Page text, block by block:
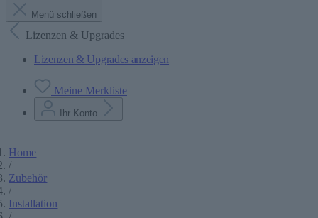
Menü schließen
Lizenzen & Upgrades
Lizenzen & Upgrades anzeigen
Meine Merkliste
Ihr Konto
Home
/
Zubehör
/
Installation